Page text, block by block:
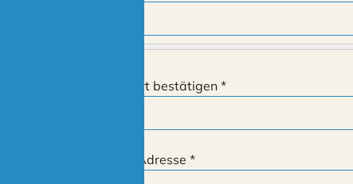
Passwort bestätigen *
E-Mail-Adresse *